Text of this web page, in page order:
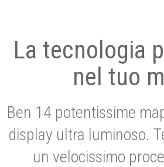
La tecnologia
nel tuo
Ben 14 potentissime
display ultra luminoso.
un velocissimo